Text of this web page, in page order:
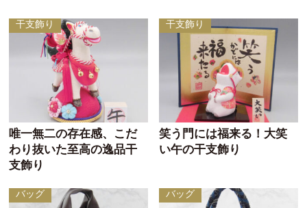
干支飾り
唯一無二の存在感、こだ
わり抜いた至高の逸品干
支飾り
干支飾り
笑う門には福来る！大笑
い午の干支飾り
バッグ バッグ